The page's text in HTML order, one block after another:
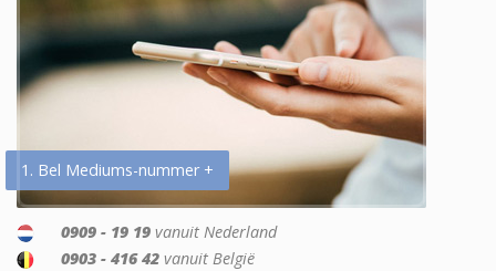
1. Bel Mediums-nummer +
0909 - 19 19 vanuit Nederland
0903 - 416 42 vanuit België